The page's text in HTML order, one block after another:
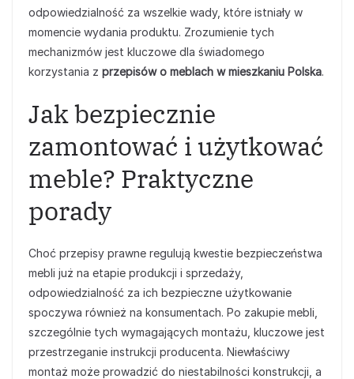
odpowiedzialność za wszelkie wady, które istniały w
momencie wydania produktu. Zrozumienie tych
mechanizmów jest kluczowe dla świadomego
korzystania z przepisów o meblach w mieszkaniu Polska.
Jak bezpiecznie
zamontować i użytkować
meble? Praktyczne
porady
Choć przepisy prawne regulują kwestie bezpieczeństwa
mebli już na etapie produkcji i sprzedaży,
odpowiedzialność za ich bezpieczne użytkowanie
spoczywa również na konsumentach. Po zakupie mebli,
szczególnie tych wymagających montażu, kluczowe jest
przestrzeganie instrukcji producenta. Niewłaściwy
montaż może prowadzić do niestabilności konstrukcji, a